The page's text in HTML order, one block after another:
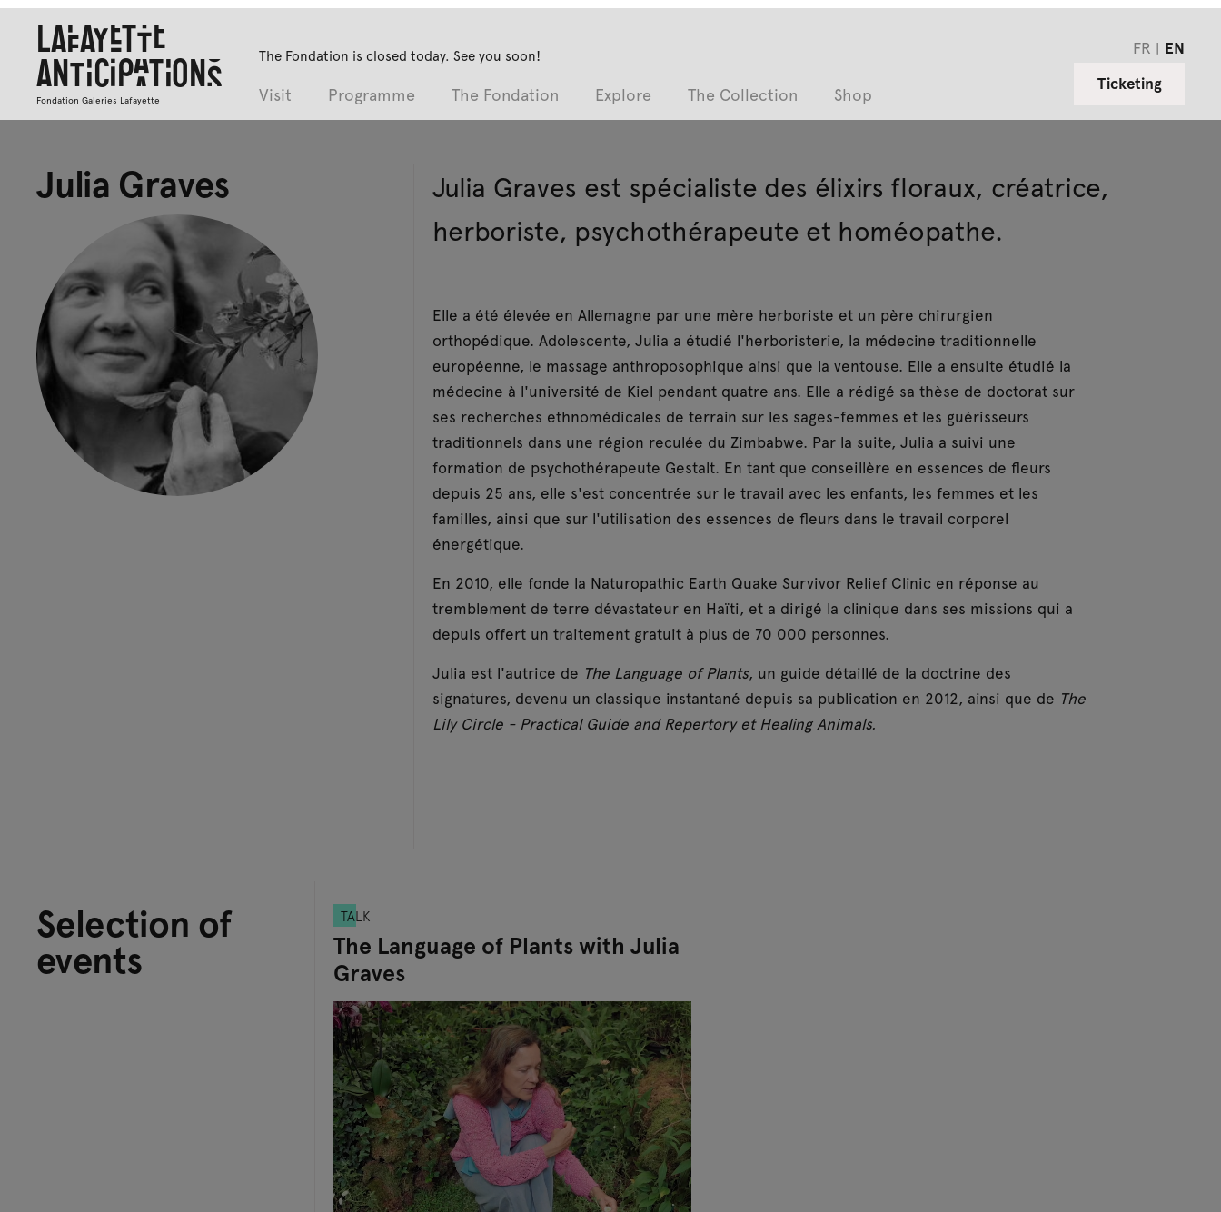
Lafayette
Anticipations
Fondation Galeries Lafayette
The Fondation is closed today. See you soon!
Visit Programme The Fondation Explore The Collection Shop
FR
EN
Ticketing
Julia Graves
Julia Graves est spécialiste des élixirs floraux, créatrice,
herboriste, psychothérapeute et homéopathe.
Elle a été élevée en Allemagne par une mère herboriste et un père chirurgien
orthopédique. Adolescente, Julia a étudié l'herboristerie, la médecine traditionnelle
européenne, le massage anthroposophique ainsi que la ventouse. Elle a ensuite étudié la
médecine à l'université de Kiel pendant quatre ans. Elle a rédigé sa thèse de doctorat sur
ses recherches ethnomédicales de terrain sur les sages-femmes et les guérisseurs
traditionnels dans une région reculée du Zimbabwe. Par la suite, Julia a suivi une
formation de psychothérapeute Gestalt. En tant que conseillère en essences de fleurs
depuis 25 ans, elle s'est concentrée sur le travail avec les enfants, les femmes et les
familles, ainsi que sur l'utilisation des essences de fleurs dans le travail corporel
énergétique.
En 2010, elle fonde la Naturopathic Earth Quake Survivor Relief Clinic en réponse au
tremblement de terre dévastateur en Haïti, et a dirigé la clinique dans ses missions qui a
depuis offert un traitement gratuit à plus de 70 000 personnes.
Julia est l'autrice de The Language of Plants, un guide détaillé de la doctrine des
signatures, devenu un classique instantané depuis sa publication en 2012, ainsi que de The
Lily Circle - Practical Guide and Repertory et Healing Animals.
Selection of
events
TALK
The Language of Plants with Julia
Graves